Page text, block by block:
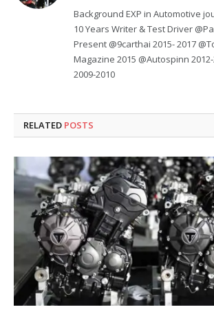
Background EXP in Automotive
10 Years Writer & Test Driver
Present @9carthai 2015- 2017
Magazine 2015 @Autospinn
2009-2010
RELATED POSTS